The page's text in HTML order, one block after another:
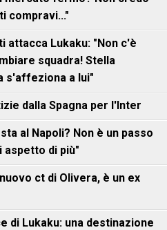
compravi..."
attacca Lukaku: "Non c'è
squadra! Stella
s'affeziona a lui"
dalla Spagna per l'Inter
al Napoli? Non è un passo
aspetto di più"
ct di Olivera, è un ex
di Lukaku: una destinazione